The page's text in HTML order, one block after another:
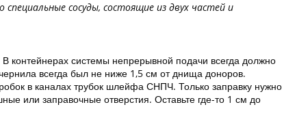
сосуды, состоящие из двух частей и
контейнерах системы непрерывной подачи всегда должно
всегда был не ниже 1,5 см от днища доноров.
в каналах трубок шлейфа СНПЧ. Только заправку нужно
или заправочные отверстия. Оставьте где-то 1 см до